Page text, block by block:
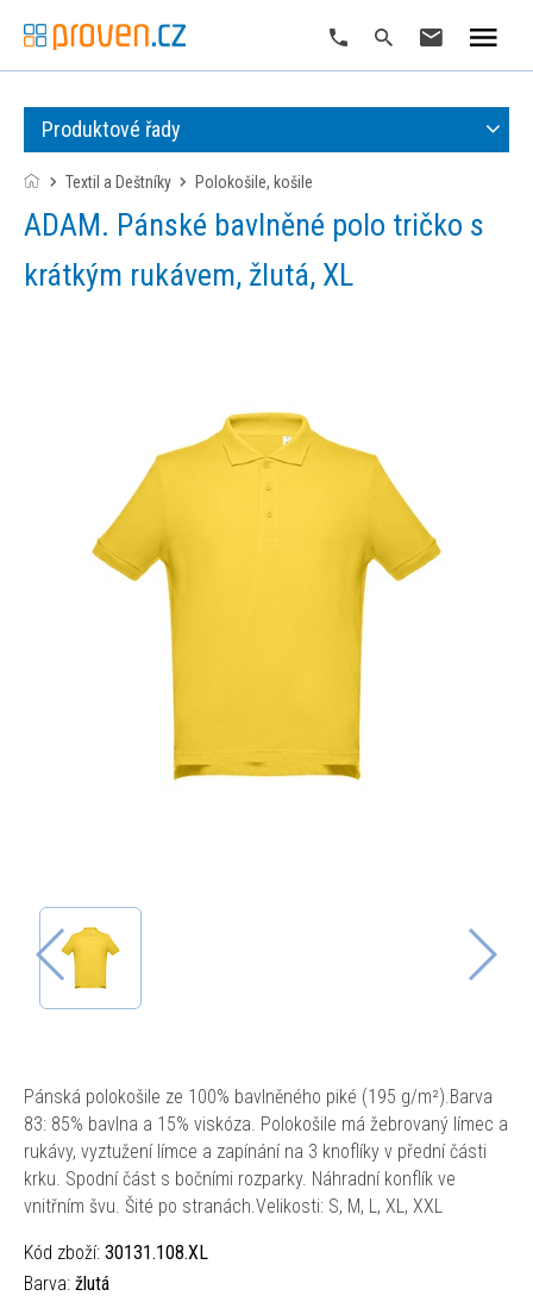
Produktové řady
Textil a Deštníky polokošile, košile
ADAM. Pánské bavlněné polo tričko s
krátkým rukávem, žlutá, XL
Pánská polokošile ze 100% bavlněného piké (195 g/m²).Barva
83: 85% bavlna a 15% viskóza. Polokošile má žebrovaný límec a
rukávy, vyztužení límce a zapínání na 3 knoflíky v přední části
krku. Spodní část s bočními rozparky. Náhradní konflík ve
vnitřním švu. Šité po stranách.Velikosti: S, M, L, XL, XXL
Kód zboží: 30131.108.XL
Barva: žlutá